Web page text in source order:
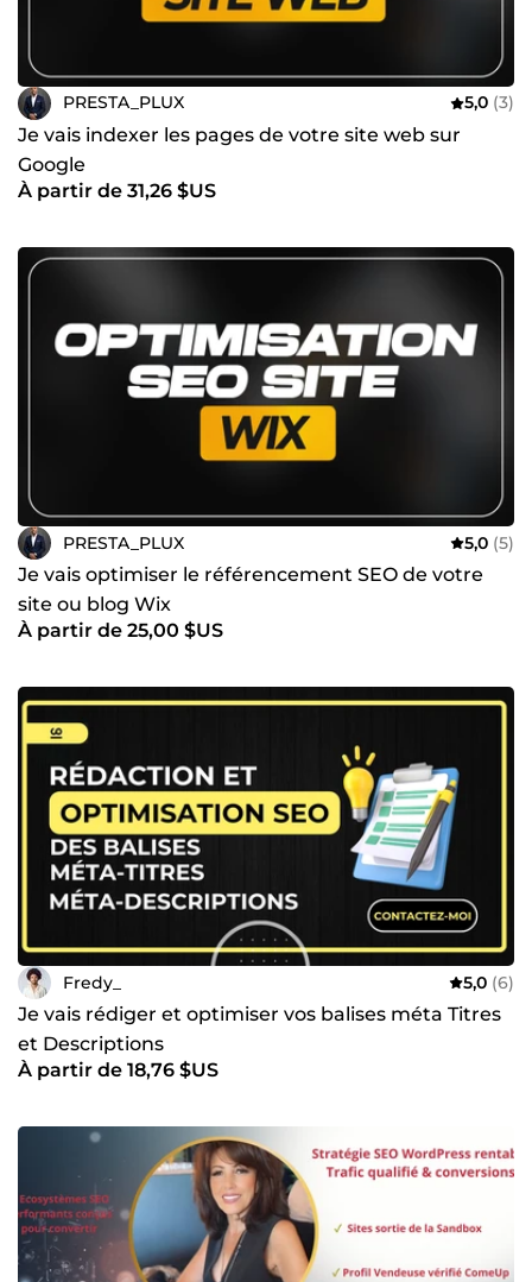
PRESTA_PLUX 5,0 (3)
Je vais indexer les pages de votre site web sur
Google
À partir de 31,26 $US
PRESTA_PLUX 5,0 (5)
Je vais optimiser le référencement SEO de votre
site ou blog Wix
À partir de 25,00 $US
Fredy_ 5,0 (6)
Je vais rédiger et optimiser vos balises méta Titres
et Descriptions
À partir de 18,76 $US